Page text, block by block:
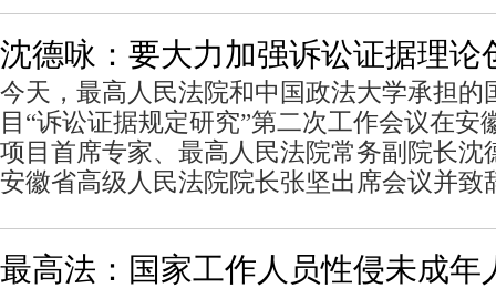
沈德咏：要大力加强诉讼证据理论
今天，最高人民法院和中国政法大学承担的
目“诉讼证据规定研究”第二次工作会议在安
项目首席专家、最高人民法院常务副院长沈
安徽省高级人民法院院长张坚出席会议并致
最高法：国家工作人员性侵未成年